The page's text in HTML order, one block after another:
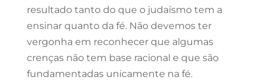
resultado tanto do que o judaísmo tem a
ensinar quanto da fé. Não devemos ter
vergonha em reconhecer que algumas
crenças não tem base racional e que são
fundamentadas unicamente na fé.